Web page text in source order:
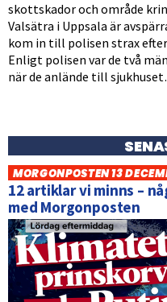
skottskador och område
Valsätra i Uppsala är
kom in till polisen strax
Enligt polisen var de två
när de anlände till
MORGONPOSTEN 13
12 artiklar vi minns –
med Morgonposten